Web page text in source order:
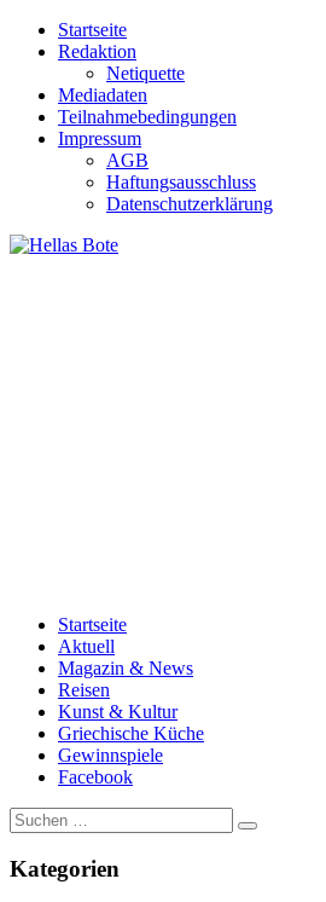
Zum
Inhalt
Startseite
Redaktion
Netiquette
Mediadaten
Teilnahmebedingungen
Impressum
AGB
Haftungsausschluss
Datenschutzerklärung
Startseite
Aktuell
Magazin & News
Reisen
Kunst & Kultur
Griechische Küche
Gewinnspiele
Facebook
Suche
nach:
Kategorien